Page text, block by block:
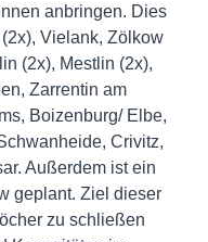
anbringen. Dies
Vielank, Zölkow
(2x), Mestlin (2x),
Zarrentin am
Boizenburg/ Elbe,
Crivitz,
Außerdem ist ein
geplant. Ziel dieser
zu schließen